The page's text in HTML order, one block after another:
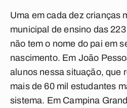
Uma em cada dez crianças
municipal de ensino das
não tem o nome do pai em
nascimento. Em João
alunos nessa situação, que
mais de 60 mil estudantes
sistema. Em Campina